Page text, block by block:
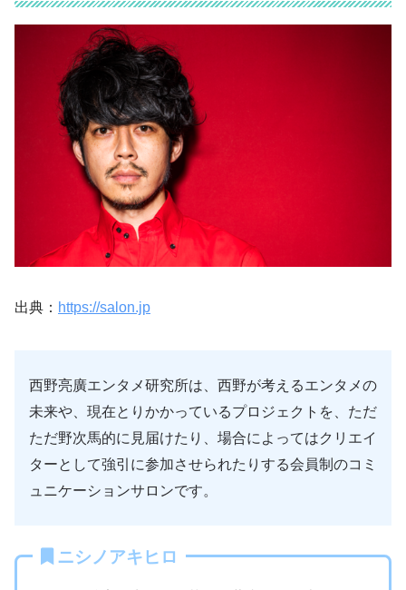
出典： https://salon.jp
西野亮廣エンタメ研究所は、西野が考えるエンタメの
未来や、現在とりかかっているプロジェクトを、ただ
ただ野次馬的に見届けたり、場合によってはクリエイ
ターとして強引に参加させられたりする会員制のコミ
ュニケーションサロンです。
ニシノアキヒロ